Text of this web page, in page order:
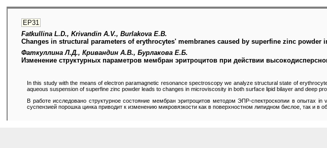
EP31
Fatkullina L.D., Krivandin A.V., Burlakova E.B.
Changes in structural parameters of erythrocytes' membranes caused by superfine zinc powder
Фаткуллина Л.Д., Кривандин А.В., Бурлакова Е.Б.
Изменение структурных параметров мембран эритроцитов при действии
In this study with the means of electron paramagnetic resonance spectroscopy we analyze structural state of
aqueous suspension of superfine zinc powder leads to changes in microviscosity in both surface lipid bilayer and deep
В работе исследовано структурное состояние мембран эритроцитов методом ЭПР-спектроскопии в опытах
суспензией порошка цинка приводит к изменению микровязкости как в поверхностном липидном бислое, так и в